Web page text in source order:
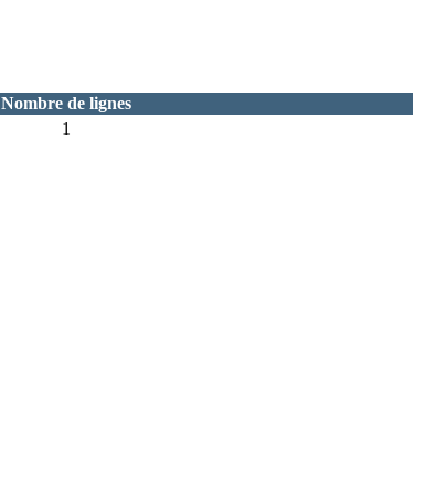
Nombre de lignes
1